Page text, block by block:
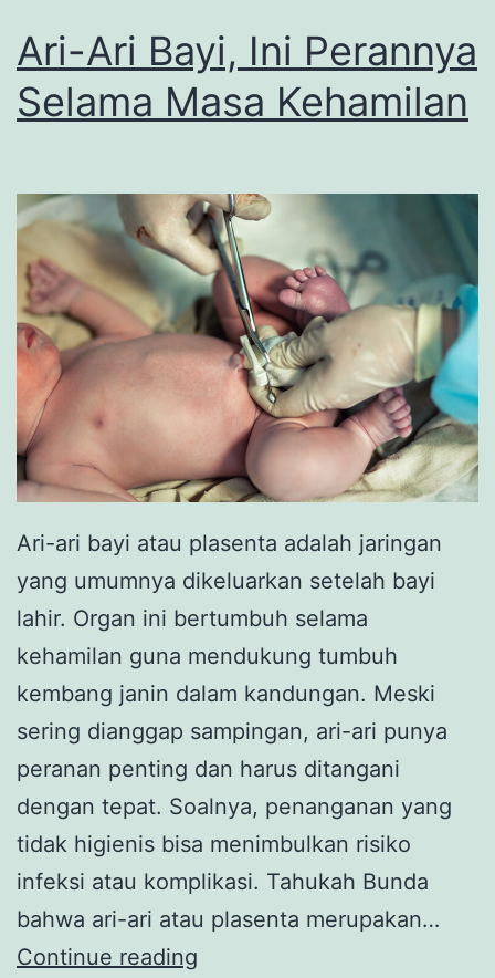
Ari-Ari Bayi, Ini Perannya
Selama Masa Kehamilan
Ari-ari bayi atau plasenta adalah jaringan
yang umumnya dikeluarkan setelah bayi
lahir. Organ ini bertumbuh selama
kehamilan guna mendukung tumbuh
kembang janin dalam kandungan. Meski
sering dianggap sampingan, ari-ari punya
peranan penting dan harus ditangani
dengan tepat. Soalnya, penanganan yang
tidak higienis bisa menimbulkan risiko
infeksi atau komplikasi. Tahukah Bunda
bahwa ari-ari atau plasenta merupakan…
Continue reading